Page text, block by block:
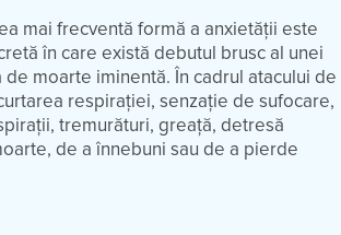
mai frecventă formă a anxietăţii este
în care există debutul brusc al unei
moarte iminentă. În cadrul atacului de
respiraţiei, senzaţie de sufocare,
tremurături, greaţă, detresă
de a înnebuni sau de a pierde